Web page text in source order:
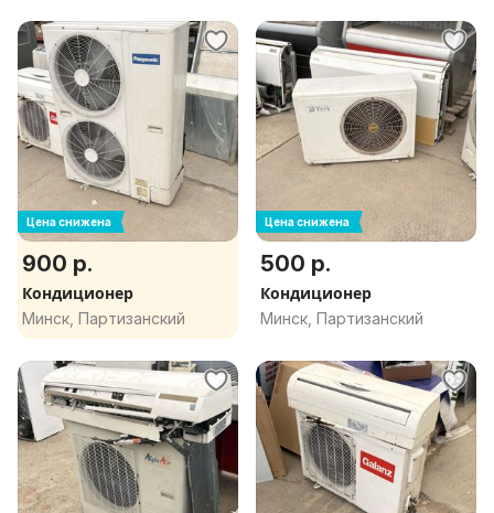
Цена снижена
900 р.
Кондиционер
Минск, Партизанский
Цена снижена
500 р.
Кондиционер
Минск, Партизанский